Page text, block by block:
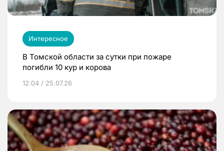
Интересное
В Томской области за сутки при пожаре
погибли 10 кур и корова
12:04 / 25.07.26